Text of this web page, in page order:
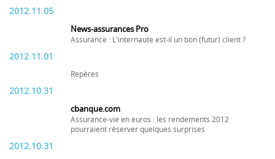
2012.11.05
News-assurances Pro
Assurance : L'internaute est-il un bon (futur) client ?
2012.11.01
Repères
2012.10.31
cbanque.com
Assurance-vie en euros : les rendements 2012
pourraient réserver quelques surprises
2012.10.31